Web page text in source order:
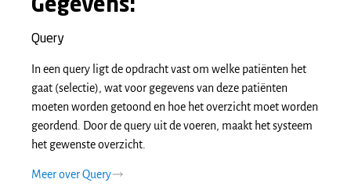
Gegevens:
Query
In een query ligt de opdracht vast om welke patiënten het
gaat (selectie), wat voor gegevens van deze patiënten
moeten worden getoond en hoe het overzicht moet worden
geordend. Door de query uit de voeren, maakt het systeem
het gewenste overzicht.
Meer over Query